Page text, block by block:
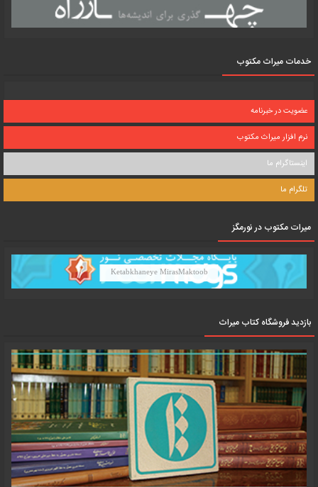
خدمات میراث مکتوب
عضویت در خبرنامه
نرم افزار میراث مکتوب
اینستاگرام ما
تلگرام ما
میرات مکتوب در نورمگز
Ketabkhaneye MirasMaktoob
بازدید فروشگاه کتاب میراث